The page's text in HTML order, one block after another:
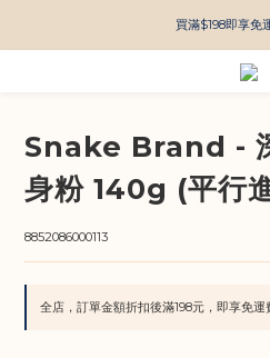
買滿$198即享免
Snake Brand -
身粉 140g (平行
8852086000113
全店，訂單金額折扣後滿198元，即享免